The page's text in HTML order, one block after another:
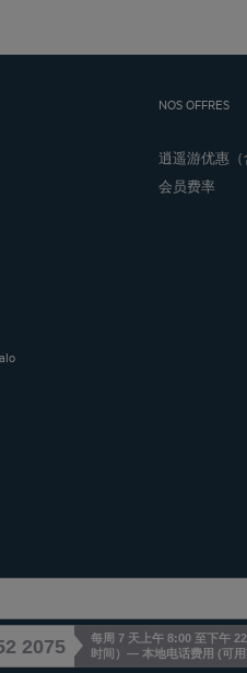
NOS OFFRES
逍遥游优惠
会员费率
2075
每周 7 天上午 8:00 至下午
时间）— 本地电话费用 (可